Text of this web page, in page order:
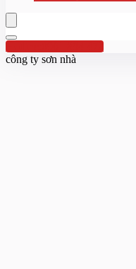
Hotline:0961 894 472
công ty sơn nhà